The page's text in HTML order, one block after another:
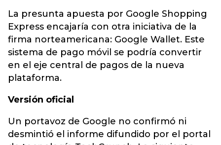
La presunta apuesta por Google Shopping
Express encajaría con otra iniciativa de la
firma norteamericana: Google Wallet. Este
sistema de pago móvil se podría convertir
en el eje central de pagos de la nueva
plataforma.
Versión oficial
Un portavoz de Google no confirmó ni
desmintió el informe difundido por el portal